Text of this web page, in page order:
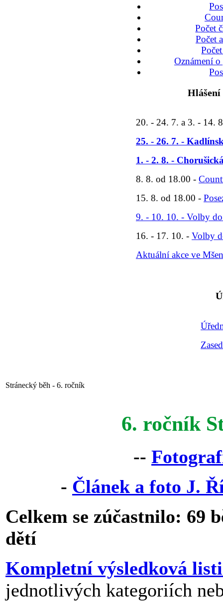
Počet
Počet
Oznámení
20. - 24. 7. a 3. - 14.
25. - 26. 7. -
1. - 2. 8. -
8. 8. od 18.00 -
15. 8. od 18.00 -
9. - 10. 10. - Volby do
16. - 17. 10. - Volby
Aktuální akce ve
Stránecký běh - 6. ročník
6. ročník
--
- Článek a foto J.
Celkem se zúčastnilo: 69
dětí
Kompletní výsledková
jednotlivých kategoriích